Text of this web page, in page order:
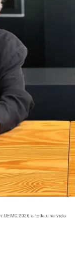
2026 a toda una vida